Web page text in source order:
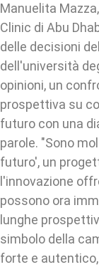
Manuelita
Clinic di Abu
delle decisioni
dell'università
opinioni, un
prospettiva su
futuro con una
parole. "Sono
futuro', un
l'innovazione
possono ora
lunghe
simbolo della
forte e